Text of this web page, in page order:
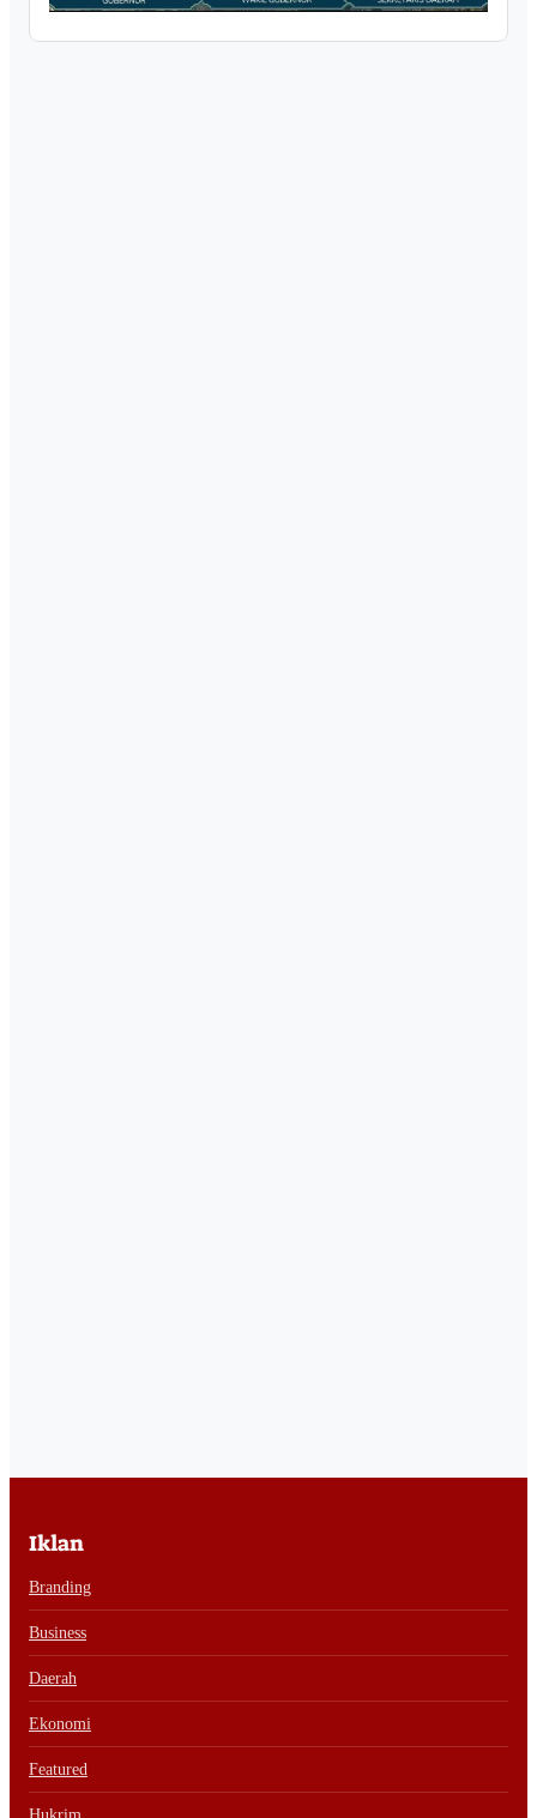
Iklan
Branding
Business
Daerah
Ekonomi
Featured